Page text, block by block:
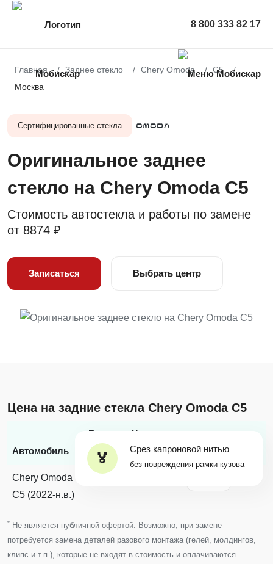
8 800 333 82 17
Главная Заднее стекло Chery Omoda
C5
Москва
Сертифицированные стекла
Оригинальное заднее
стекло на Chery Omoda C5
Стоимость автостекла и работы по замене
от 8874 ₽
Записаться Выбрать центр
Срез капроновой нитью
без повреждения рамки кузова
Цена на задние стекла Chery Omoda C5
Автомобиль
Бренд
стекла
Цена с
заменой* Наличие
Chery Omoda
C5 (2022-н.в.)
* Не является публичной офертой. Возможно, при замене
потребуется замена деталей разового монтажа (гелей, молдингов,
клипс и т.п.), которые не входят в стоимость и оплачиваются